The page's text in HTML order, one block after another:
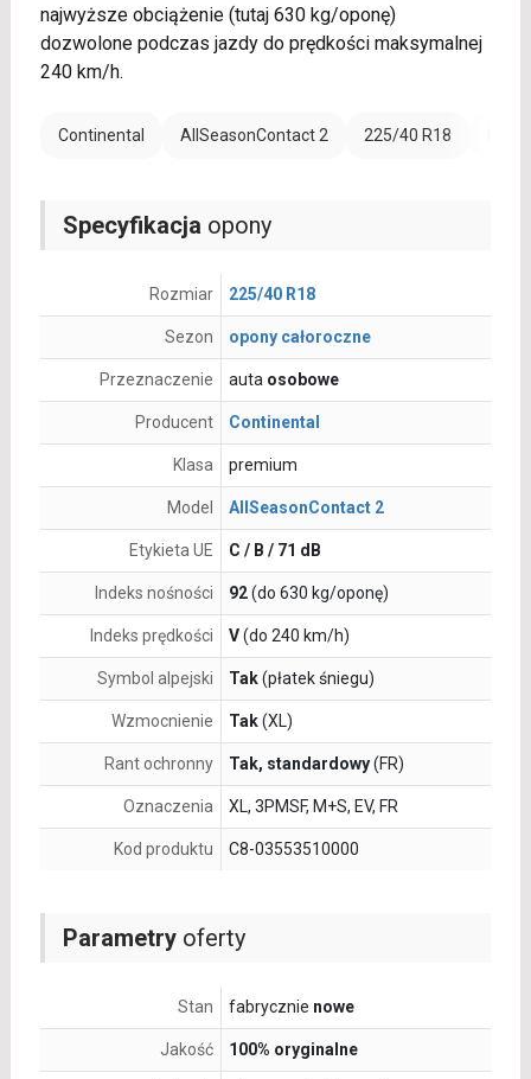
najwyższe obciążenie (tutaj 630 kg/oponę)
dozwolone podczas jazdy do prędkości maksymalnej
240 km/h.
Continental AllSeasonContact 2 225/40 R18
Parametryoferty
Stan fabrycznie nowe
Jakość 100% oryginalne
Specyfikacja opony
Rozmiar 225/40 R18
Sezon opony całoroczne
Przeznaczenie auta osobowe
Producent Continental
Klasa premium
Model AllSeasonContact 2
Etykieta UE C / B / 71 dB
Indeks nośności 92(do 630 kg/oponę)
Indeks prędkości V(do 240 km/h)
Symbol alpejski Tak(płatek śniegu)
Wzmocnienie Tak(XL)
Rant ochronny Tak, standardowy(FR)
Oznaczenia XL, 3PMSF, M+S, EV, FR
Kod produktu C8-03553510000